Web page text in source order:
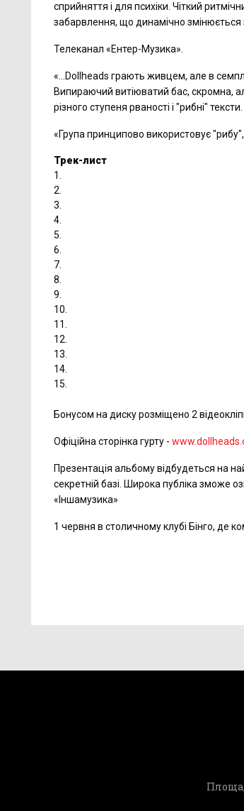
сприйняття і для психіки. Чіткий
забарвлення, що динамічно змінюється
Телеканал «Ентер-Музика».
«…Dollheads грають живцем, але в
Випираючий витіюватий бас, скромна,
різного ступеня рваності і "рибні"
«Група принципово використовує
Трек-лист
1.
2.
3.
4.
5.
6.
7.
8.
9.
10.
11.
12.
13.
14.
15.
Бонусом на диску розміщено 2
Офіційна сторінка гурту -
Презентація альбому відбудеться на
секретній базі. Широка публіка зможе
«Іншамузика»
1 червня в столичному клубі Бінго, де